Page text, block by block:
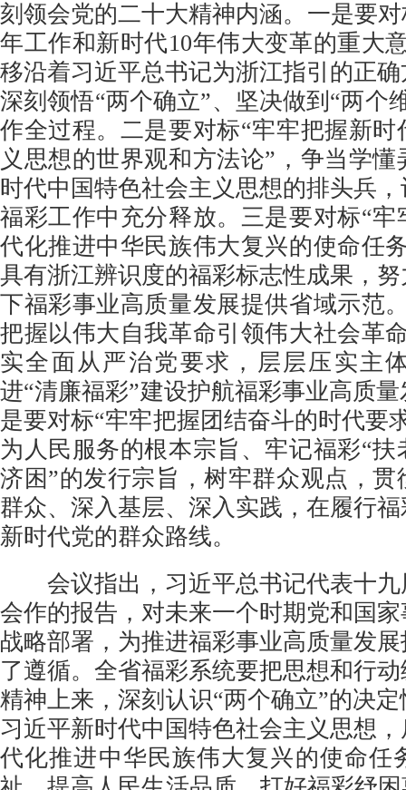
刻领会党的二十大精神内涵。一是要
年工作和新时代10年伟大变革的重大
移沿着习近平总书记为浙江指引的正
深刻领悟“两个确立”、坚决做到“两个
作全过程。二是要对标“牢牢把握新
义思想的世界观和方法论”，争当学
时代中国特色社会主义思想的排头兵
福彩工作中充分释放。三是要对标“
代化推进中华民族伟大复兴的使命任
具有浙江辨识度的福彩标志性成果，
下福彩事业高质量发展提供省域示范
把握以伟大自我革命引领伟大社会革
实全面从严治党要求，层层压实主
进“清廉福彩”建设护航福彩事业高质
是要对标“牢牢把握团结奋斗的时代要
为人民服务的根本宗旨、牢记福彩“
济困”的发行宗旨，树牢群众观点，
群众、深入基层、深入实践，在履行
新时代党的群众路线。
会议指出，习近平总书记代表十九
会作的报告，对未来一个时期党和国
战略部署，为推进福彩事业高质量发
了遵循。全省福彩系统要把思想和行
精神上来，深刻认识“两个确立”的决
习近平新时代中国特色社会主义思想
代化推进中华民族伟大复兴的使命任